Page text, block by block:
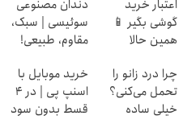
اعتبار خرید
گوشی بگیر 📱
همین حالا
بده 🎯
دندان مصنوعی
سوئیسی | سبک،
مقاوم، طبیعی!
رایگان+پرداخت
اقساطی😍
چرا درد زانو را
تحمل می‌کنی؟
خیلی ساده
خرید موبایل با
اسنپ پی | در ۴
قسط بدون سود